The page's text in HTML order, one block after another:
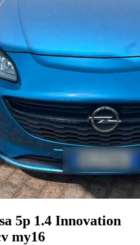
5p 1.4 Innovation
my16